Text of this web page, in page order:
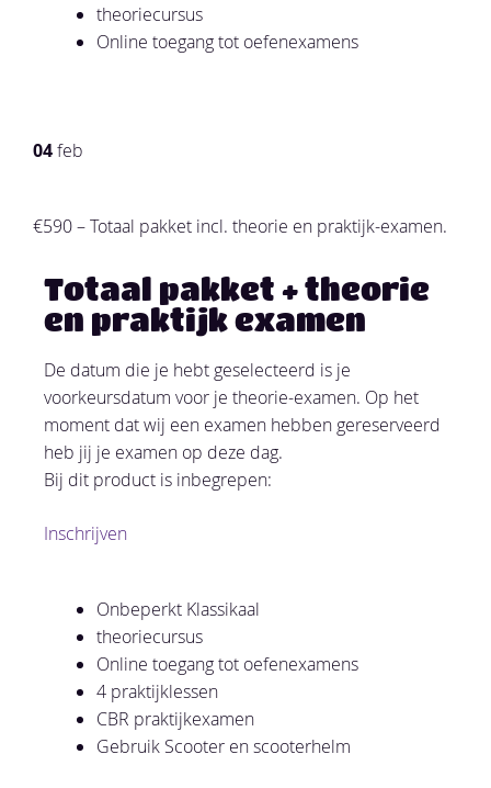
theoriecursus
Online toegang tot oefenexamens
04feb
€590 – Totaal pakket incl. theorie en praktijk-examen.
Totaal pakket + theorie
en praktijk examen
De datum die je hebt geselecteerd is je
voorkeursdatum voor je theorie-examen. Op het
moment dat wij een examen hebben gereserveerd
heb jij je examen op deze dag.
Bij dit product is inbegrepen:
Inschrijven
Onbeperkt Klassikaal
theoriecursus
Online toegang tot oefenexamens
4 praktijklessen
CBR praktijkexamen
Gebruik Scooter en scooterhelm